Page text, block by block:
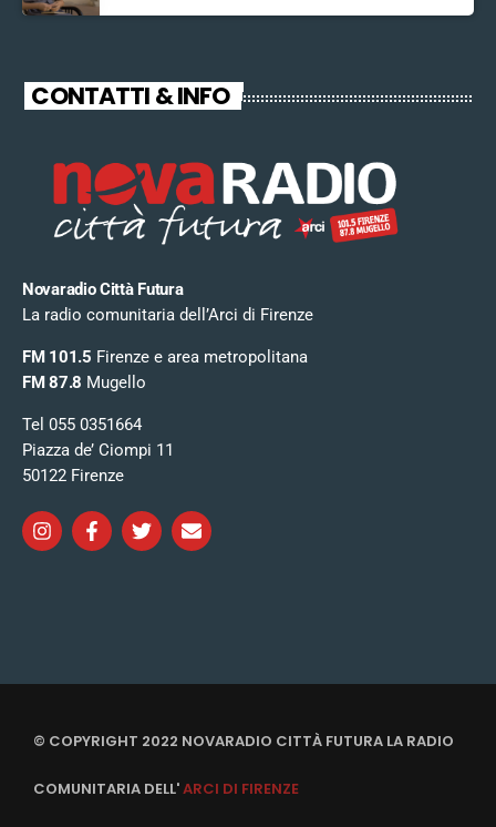
CONTATTI & INFO
Novaradio Città Futura
La radio comunitaria dell’Arci di Firenze
FM 101.5 Firenze e area metropolitana
FM 87.8 Mugello
Tel 055 0351664
Piazza de’ Ciompi 11
50122 Firenze
© COPYRIGHT 2022 NOVARADIO CITTÀ FUTURA LA RADIO
COMUNITARIA DELL'ARCI DI FIRENZE